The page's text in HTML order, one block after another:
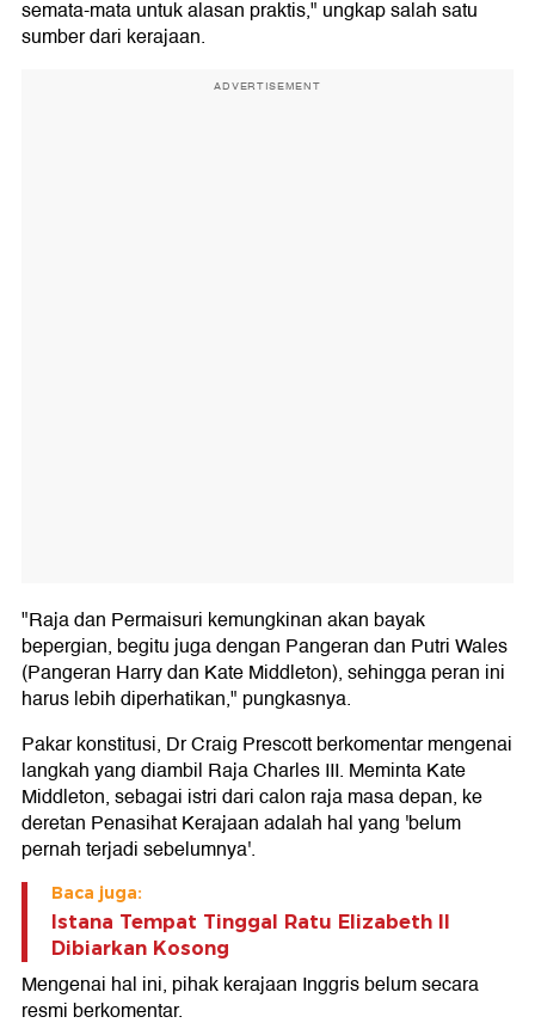
semata-mata untuk alasan praktis," ungkap salah satu
sumber dari kerajaan.
ADVERTISEMENT
"Raja dan Permaisuri kemungkinan akan bayak
bepergian, begitu juga dengan Pangeran dan Putri Wales
(Pangeran Harry dan Kate Middleton), sehingga peran ini
harus lebih diperhatikan," pungkasnya.
Pakar konstitusi, Dr Craig Prescott berkomentar mengenai
langkah yang diambil Raja Charles III. Meminta Kate
Middleton, sebagai istri dari calon raja masa depan, ke
deretan Penasihat Kerajaan adalah hal yang 'belum
pernah terjadi sebelumnya'.
Baca juga:
Istana Tempat Tinggal Ratu Elizabeth II
Dibiarkan Kosong
Mengenai hal ini, pihak kerajaan Inggris belum secara
resmi berkomentar.